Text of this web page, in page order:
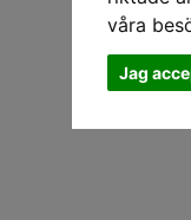
våra
Jag